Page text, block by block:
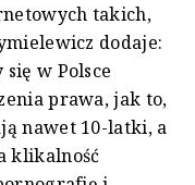
takich,
dodaje:
w Polsce
prawa, jak to,
nawet 10-latki, a
klikalność